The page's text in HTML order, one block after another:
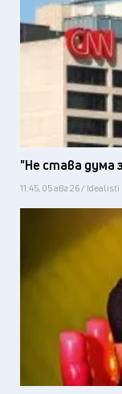
"Не става дума
11:45, 05 авг 26 / Idealisti